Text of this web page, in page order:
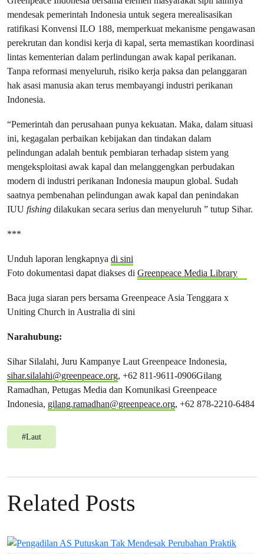
mendesak pemerintah Indonesia untuk segera merealisasikan
ratifikasi Konvensi ILO 188, memperkuat mekanisme pengawasan
perekrutan dan kondisi kerja di kapal, serta memastikan koordinasi
lintas kementerian dalam perlindungan awak kapal perikanan.
Tanpa reformasi menyeluruh, risiko kerja paksa dan pelanggaran
hak asasi manusia akan terus membayangi industri perikanan
Indonesia.
“Pemerintah dan perusahaan punya kekuatan. Maka, dalam situasi
ini, kegagalan perbaikan kebijakan dan tindakan dalam
pelindungan adalah bentuk pembiaran terhadap sistem yang
mengeksploitasi awak kapal dan melanggengkan perbudakan
modern di industri perikanan Indonesia maupun global. Sudah
saatnya pembenahan pelindungan awak kapal dan penindakan
IUU fishing dilakukan secara serius dan menyeluruh ” tutup Sihar.
***
Unduh laporan lengkapnya di sini
Foto dokumentasi dapat diakses di Greenpeace Media Library
Baca juga siaran pers bersama Greenpeace Asia Tenggara x
Uniting Church in Australia di sini
Narahubung:
Sihar Silalahi, Juru Kampanye Laut Greenpeace Indonesia,
sihar.silalahi@greenpeace.org, +62 811-9611-0906Gilang
Ramadhan, Petugas Media dan Komunikasi Greenpeace
Indonesia, gilang.ramadhan@greenpeace.org, +62 878-2210-6484
#Laut
Related Posts